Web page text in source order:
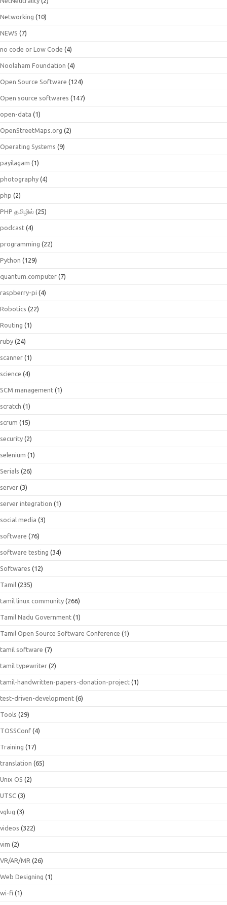
Networking (10)
NEWS (7)
no code or Low Code (4)
Noolaham Foundation (4)
Open Source Software (124)
Open source softwares (147)
open-data (1)
OpenStreetMaps.org (2)
Operating Systems (9)
payilagam (1)
photography (4)
php (2)
PHP தமிழில் (25)
podcast (4)
programming (22)
Python (129)
quantum.computer (7)
raspberry-pi (4)
Robotics (22)
Routing (1)
ruby (24)
scanner (1)
science (4)
SCM management (1)
scratch (1)
scrum (15)
security (2)
selenium (1)
Serials (26)
server (3)
server integration (1)
social media (3)
software (76)
software testing (34)
Softwares (12)
Tamil (235)
tamil linux community (266)
Tamil Nadu Government (1)
Tamil Open Source Software Conference (1)
tamil software (7)
tamil typewriter (2)
tamil-handwritten-papers-donation-project (1)
test-driven-development (6)
Tools (29)
TOSSConf (4)
Training (17)
translation (65)
Unix OS (2)
UTSC (3)
vglug (3)
videos (322)
vim (2)
VR/AR/MR (26)
Web Designing (1)
wi-fi (1)